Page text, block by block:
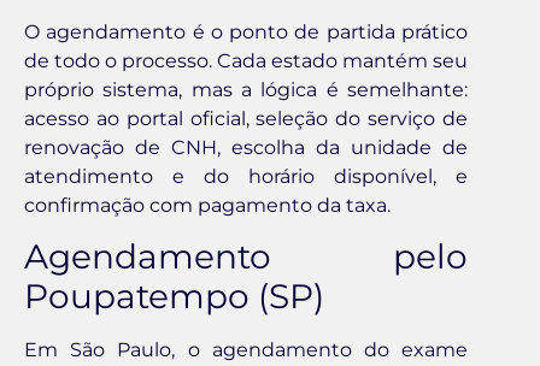
O agendamento é o ponto de partida prático
de todo o processo. Cada estado mantém seu
próprio sistema, mas a lógica é semelhante:
acesso ao portal oficial, seleção do serviço de
renovação de CNH, escolha da unidade de
atendimento e do horário disponível, e
confirmação com pagamento da taxa.
Agendamento pelo
Poupatempo (SP)
Em São Paulo, o agendamento do exame